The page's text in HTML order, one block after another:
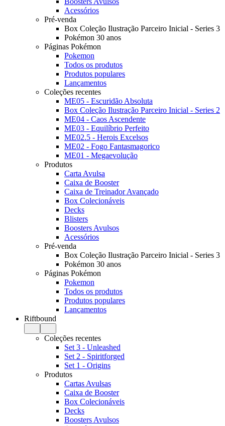
Acessórios
Pré-venda
Box Coleção Ilustração Parceiro Inicial - Series 3
Pokémon 30 anos
Páginas Pokémon
Pokemon
Todos os produtos
Produtos populares
Lançamentos
Coleções recentes
ME05 - Escuridão Absoluta
Box Coleção Ilustração Parceiro Inicial - Series 2
ME04 - Caos Ascendente
ME03 - Equilíbrio Perfeito
ME02.5 - Herois Excelsos
ME02 - Fogo Fantasmagorico
ME01 - Megaevolução
Produtos
Carta Avulsa
Caixa de Booster
Caixa de Treinador Avançado
Box Colecionáveis
Decks
Blisters
Boosters Avulsos
Acessórios
Pré-venda
Box Coleção Ilustração Parceiro Inicial - Series 3
Pokémon 30 anos
Páginas Pokémon
Pokemon
Todos os produtos
Produtos populares
Lançamentos
Riftbound
Coleções recentes
Set 3 - Unleashed
Set 2 - Spiritforged
Set 1 - Origins
Produtos
Cartas Avulsas
Caixa de Booster
Box Colecionáveis
Decks
Boosters Avulsos